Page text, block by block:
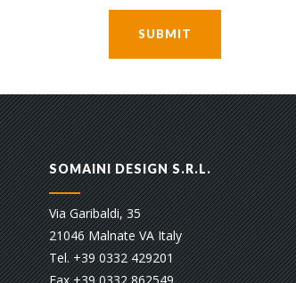
SOMAINI DESIGN S.R.L.
Via Garibaldi, 35
21046 Malnate VA Italy
Tel. +39 0332 429201